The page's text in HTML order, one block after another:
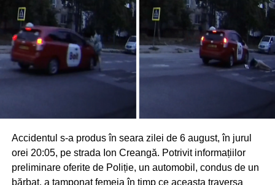
Accidentul s-a produs în seara zilei de 6 august, în jurul
orei 20:05, pe strada Ion Creangă. Potrivit informațiilor
preliminare oferite de Poliție, un automobil, condus de un
bărbat, a tamponat femeia în timp ce aceasta traversa